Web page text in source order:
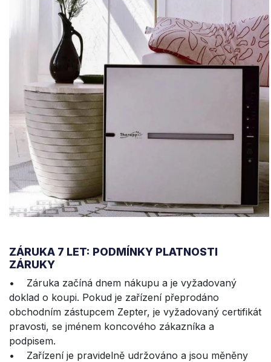
ZÁRUKA 7 LET: PODMÍNKY PLATNOSTI
ZÁRUKY
• Záruka začíná dnem nákupu a je vyžadovaný
doklad o koupi. Pokud je zařízení přeprodáno
obchodním zástupcem Zepter, je vyžadovaný certifikát
pravosti, se jménem koncového zákazníka a
podpisem.
• Zařízení je pravidelně udržováno a jsou měněny